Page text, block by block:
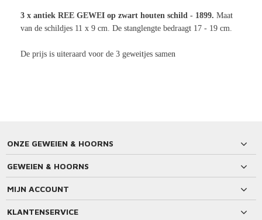
3 x antiek REE GEWEI op zwart houten schild - 1899. Maat
van de schildjes 11 x 9 cm. De stanglengte bedraagt 17 - 19 cm.
De prijs is uiteraard voor de 3 geweitjes samen
ONZE GEWEIEN & HOORNS
GEWEIEN & HOORNS
MIJN ACCOUNT
KLANTENSERVICE